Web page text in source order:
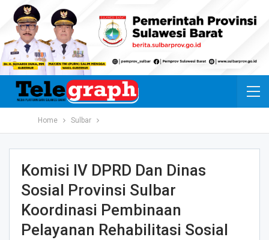
Home Sulbar
Komisi IV DPRD Dan Dinas
Sosial Provinsi Sulbar
Koordinasi Pembinaan
Pelayanan Rehabilitasi Sosial